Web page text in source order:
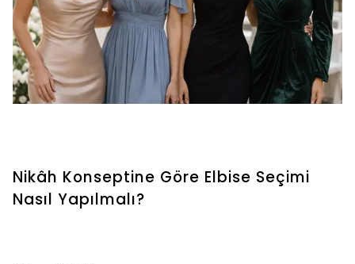
Nikâh Konseptine Göre Elbise Seçimi
Nasıl Yapılmalı?